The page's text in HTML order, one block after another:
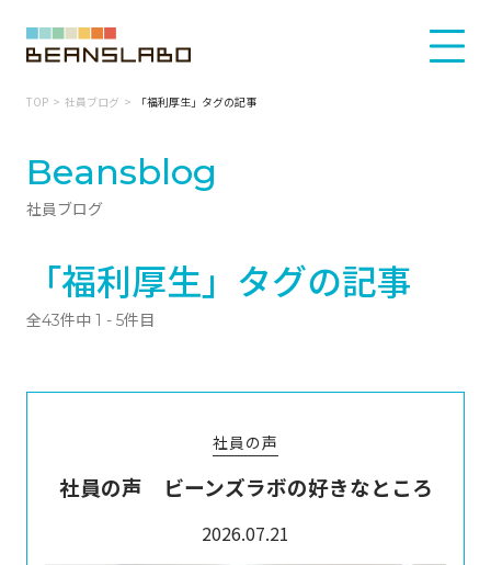
TOP 社員ブログ 「福利厚生」タグの記事
Beansblog
社員ブログ
「福利厚生」タグの記事
全43件中 1 - 5件目
社員の声
社員の声 ビーンズラボの好きなところ
2026.07.21